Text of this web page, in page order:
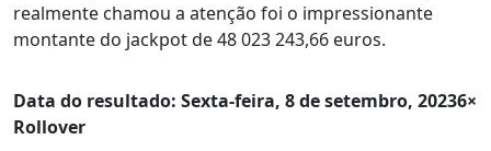
realmente chamou a atenção foi o impressionante
montante do jackpot de 48 023 243,66 euros.
Data do resultado: Sexta-feira, 8 de setembro, 20236×
Rollover